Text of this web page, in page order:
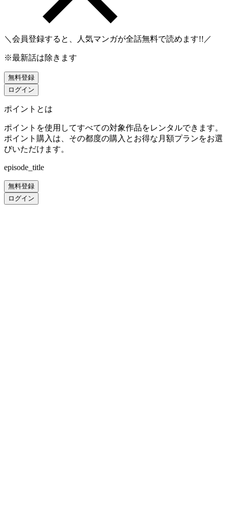
＼会員登録すると、人気マンガが全話無料で読めます!!／
※最新話は除きます
無料登録
ログイン
ポイントとは
ポイントを使用してすべての対象作品をレンタルできます。
ポイント購入は、その都度の購入とお得な月額プランをお選
びいただけます。
episode_title
無料登録
ログイン